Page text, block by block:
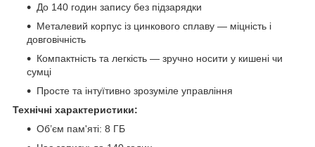
До 140 годин запису без підзарядки
Металевий корпус із цинкового сплаву — міцність і
довговічність
Компактність та легкість — зручно носити у кишені чи
сумці
Просте та інтуїтивно зрозуміле управління
Технічні характеристики:
Об’єм пам'яті: 8 ГБ